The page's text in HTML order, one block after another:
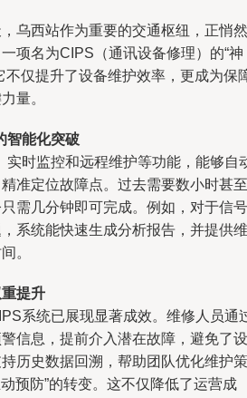
乌西站作为重要的交通枢纽，正悄然
项名为CIPS（通讯设备修理）的“神
不仅提升了设备维护效率，更成为保
量。
智能化突破
实时监控和远程维护等功能，能够自
准定位故障点。过去需要数小时甚至
需几分钟即可完成。例如，对于信号
系统能快速生成分析报告，并提供维
。
提升
系统已展现显著成效。维修人员通
信息，提前介入潜在故障，避免了设
历史数据回溯，帮助团队优化维护策
预防”的转变。这不仅降低了运营成